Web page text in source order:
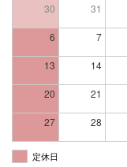
30 31
6 7
13 14
20 21
27 28
定休日